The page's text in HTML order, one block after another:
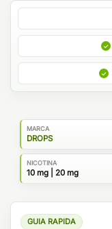
MARCA
DROPS
NICOTINA
10 mg | 20 mg
GUIA RAPIDA